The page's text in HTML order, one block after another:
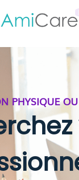
PHYSIQUE